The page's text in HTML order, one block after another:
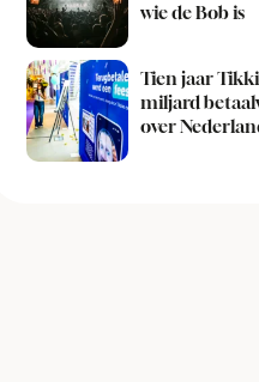
wie de Bob is
Tien jaar
miljard
over